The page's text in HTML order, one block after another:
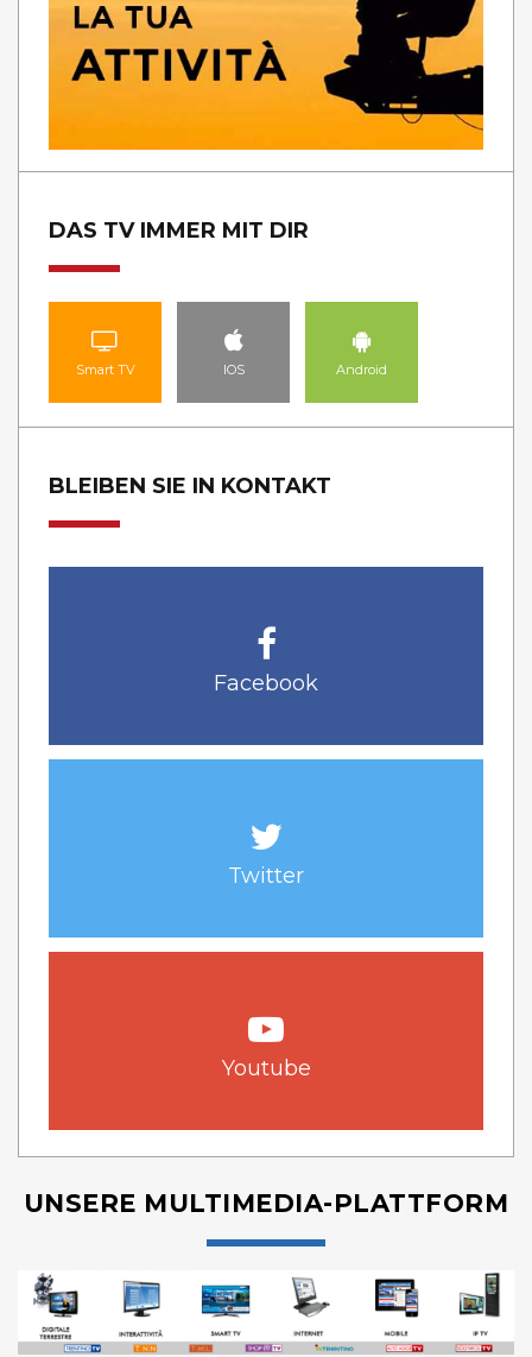
DAS TV IMMER MIT DIR
Smart TV IOS Android
BLEIBEN SIE IN KONTAKT
Facebook
Twitter
Youtube
UNSERE MULTIMEDIA-PLATTFORM